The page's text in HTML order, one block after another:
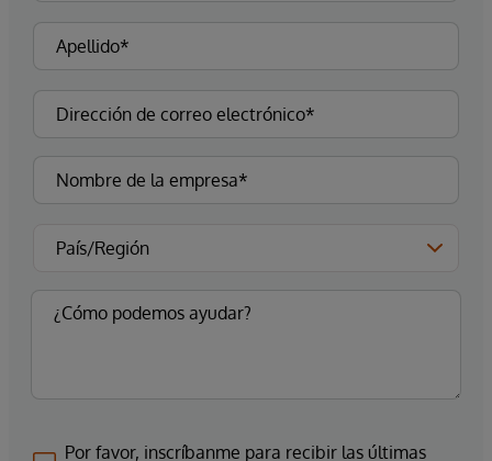
Por favor, inscríbanme para recibir las últimas